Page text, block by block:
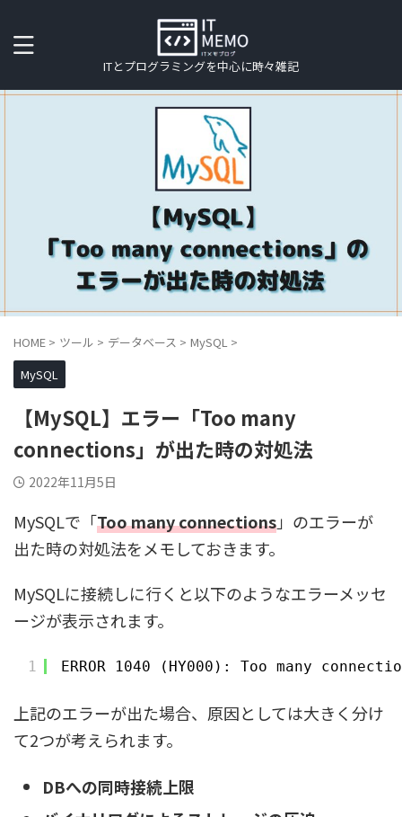
ITとプログラミングを中心に時々雑記
HOME > ツール > データベース > MySQL >
MySQL
【MySQL】エラー「Too many
connections」が出た時の対処法
2022年11月5日
MySQLで「Too many connections」のエラーが
出た時の対処法をメモしておきます。
MySQLに接続しに行くと以下のようなエラーメッセ
ージが表示されます。
1 ERROR 1040 (HY000): Too many
上記のエラーが出た場合、原因としては大きく分け
て2つが考えられます。
DBへの同時接続上限